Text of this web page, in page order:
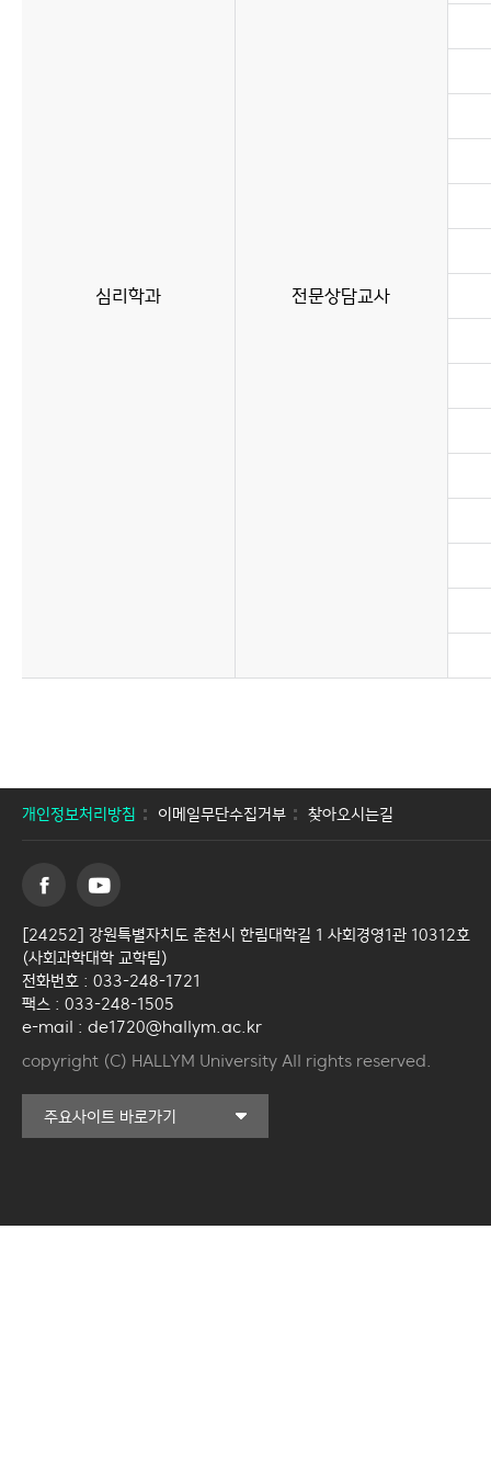
심리학과 전문상담교사
개인정보처리방침 이메일무단수집거부 찾아오시는길
[24252] 강원특별자치도 춘천시 한림대학길 1 사회경영1관 10312호
(사회과학대학 교학팀)
전화번호 : 033-248-1721
팩스 : 033-248-1505
e-mail : de1720@hallym.ac.kr
copyright (C) HALLYM University All rights reserved.
주요사이트 바로가기
커뮤니티교육원
국제학생증신청